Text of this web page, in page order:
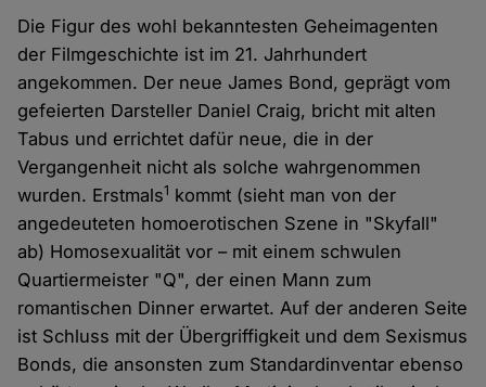
Die Figur des wohl bekanntesten Geheimagenten
der Filmgeschichte ist im 21. Jahrhundert
angekommen. Der neue James Bond, geprägt vom
gefeierten Darsteller Daniel Craig, bricht mit alten
Tabus und errichtet dafür neue, die in der
Vergangenheit nicht als solche wahrgenommen
wurden. Erstmals1 kommt (sieht man von der
angedeuteten homoerotischen Szene in "Skyfall"
ab) Homosexualität vor – mit einem schwulen
Quartiermeister "Q", der einen Mann zum
romantischen Dinner erwartet. Auf der anderen Seite
ist Schluss mit der Übergriffigkeit und dem Sexismus
Bonds, die ansonsten zum Standardinventar ebenso